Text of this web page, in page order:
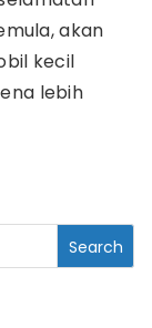
akan
kecil
lebih